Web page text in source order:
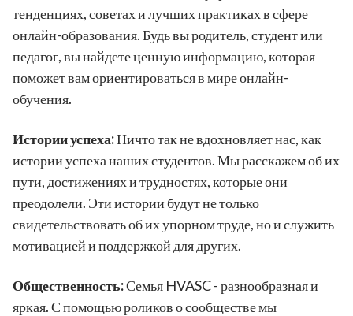
тенденциях, советах и лучших практиках в сфере
онлайн-образования. Будь вы родитель, студент или
педагог, вы найдете ценную информацию, которая
поможет вам ориентироваться в мире онлайн-
обучения.
Истории успеха:Ничто так не вдохновляет нас, как
истории успеха наших студентов. Мы расскажем об их
пути, достижениях и трудностях, которые они
преодолели. Эти истории будут не только
свидетельствовать об их упорном труде, но и служить
мотивацией и поддержкой для других.
Общественность:Семья HVASC - разнообразная и
яркая. С помощью роликов о сообществе мы